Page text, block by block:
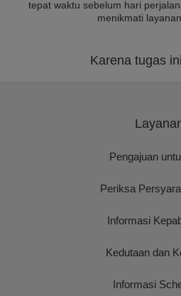
tepat waktu sebelum hari
menikmati
Karena tugas
Pengajuan
Periksa
Informasi
Kedutaan dan
Informasi